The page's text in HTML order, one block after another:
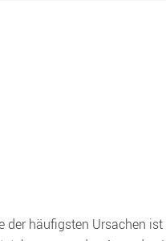
häufigsten Ursachen